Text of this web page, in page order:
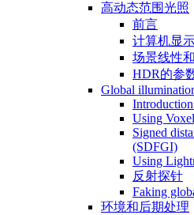
高动态范围光照
前言
计算机显
场景线性
HDR的参
Global
Using
Signed
(SDFGI)
Using
反射探针
Faking
环境和后期处理